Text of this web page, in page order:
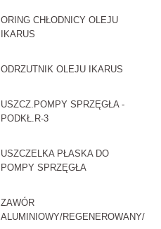
ORING CHŁODNICY OLEJU
IKARUS
ODRZUTNIK OLEJU IKARUS
USZCZ.POMPY SPRZĘGŁA -
PODKŁ.R-3
USZCZELKA PŁASKA DO
POMPY SPRZĘGŁA
ZAWÓR
ALUMINIOWY/REGENEROWANY/